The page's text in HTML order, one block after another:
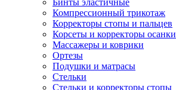
Бинты эластичные
Компрессионный трикотаж
Корректоры стопы и пальцев
Корсеты и корректоры осанки
Массажеры и коврики
Ортезы
Подушки и матрасы
Стельки
Стельки и корректоры стопы